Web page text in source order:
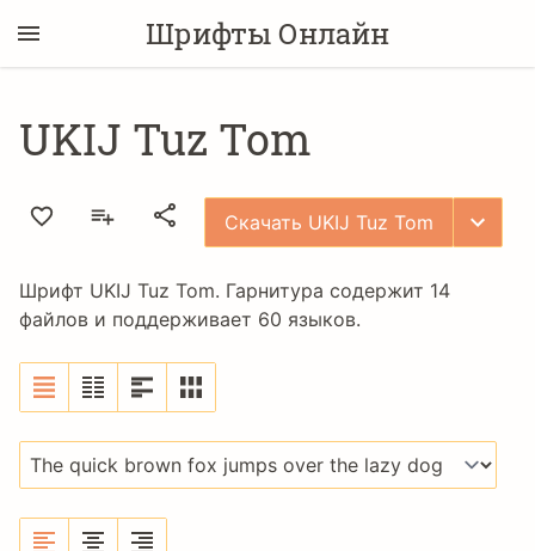
Шрифты Онлайн
UKIJ Tuz Tom
Скачать UKIJ Tuz Tom
Шрифт UKIJ Tuz Tom. Гарнитура содержит 14
файлов и поддерживает 60 языков.